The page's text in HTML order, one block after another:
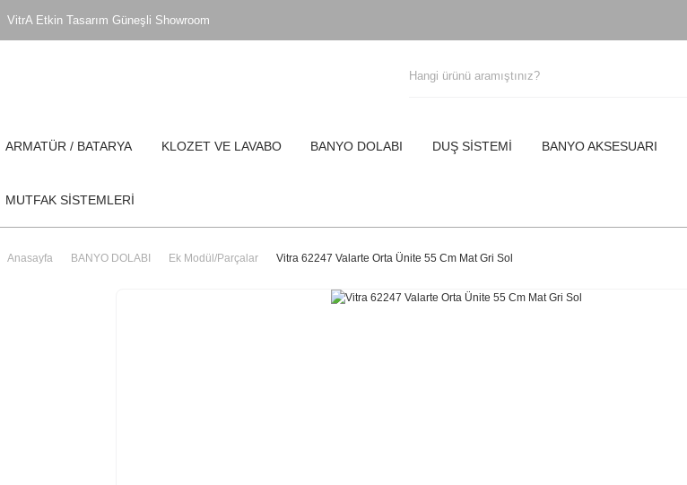
VitrA Etkin Tasarım Güneşli Showroom
ARMATÜR / BATARYA KLOZET VE LAVABO BANYO DOLABI DUŞ SİSTEMİ BANYO AKSESUARI
MUTFAK SİSTEMLERİ
Anasayfa BANYO DOLABI Ek Modül/Parçalar Vitra 62247 Valarte Orta Ünite 55 Cm Mat Gri Sol